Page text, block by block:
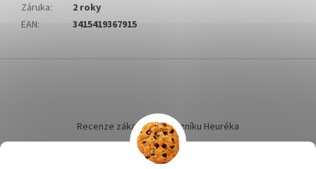
Záruka:
2 roky
EAN: 3415419367915
í
Recenze zákazníků dotazníku Heuréka